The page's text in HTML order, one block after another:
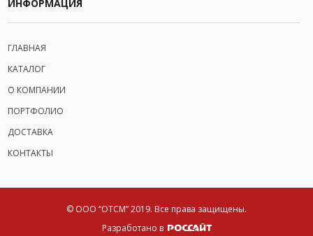
ИНФОРМАЦИЯ
ГЛАВНАЯ
КАТАЛОГ
О КОМПАНИИ
ПОРТФОЛИО
ДОСТАВКА
КОНТАКТЫ
© ООО “ОТСМ” 2019. Все права защищены.
Разработано в